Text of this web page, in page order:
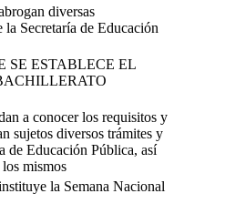
diversas
Secretaría de Educación
SE ESTABLECE EL
a conocer los requisitos y
sujetos diversos trámites y
de Educación Pública, así
mismos
la Semana Nacional